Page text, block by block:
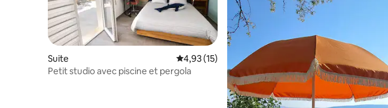
Suite Évaluation moyenne sur la base de 15
4,93 (15)
Petit studio avec piscine et pergola